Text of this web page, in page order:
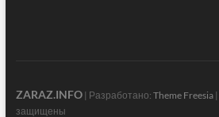
ZARAZ.INFO| Разработано: Theme Freesia|
защищены